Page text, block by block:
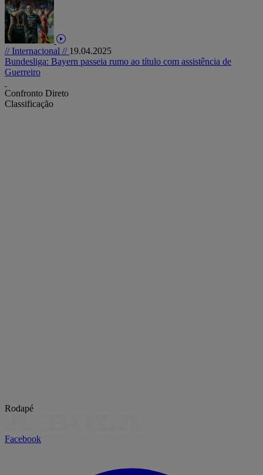
// Internacional // 19.04.2025
Bundesliga: Bayern passeia rumo ao título com assistência de
Guerreiro
Confronto Direto
Classificação
Rodapé
Facebook